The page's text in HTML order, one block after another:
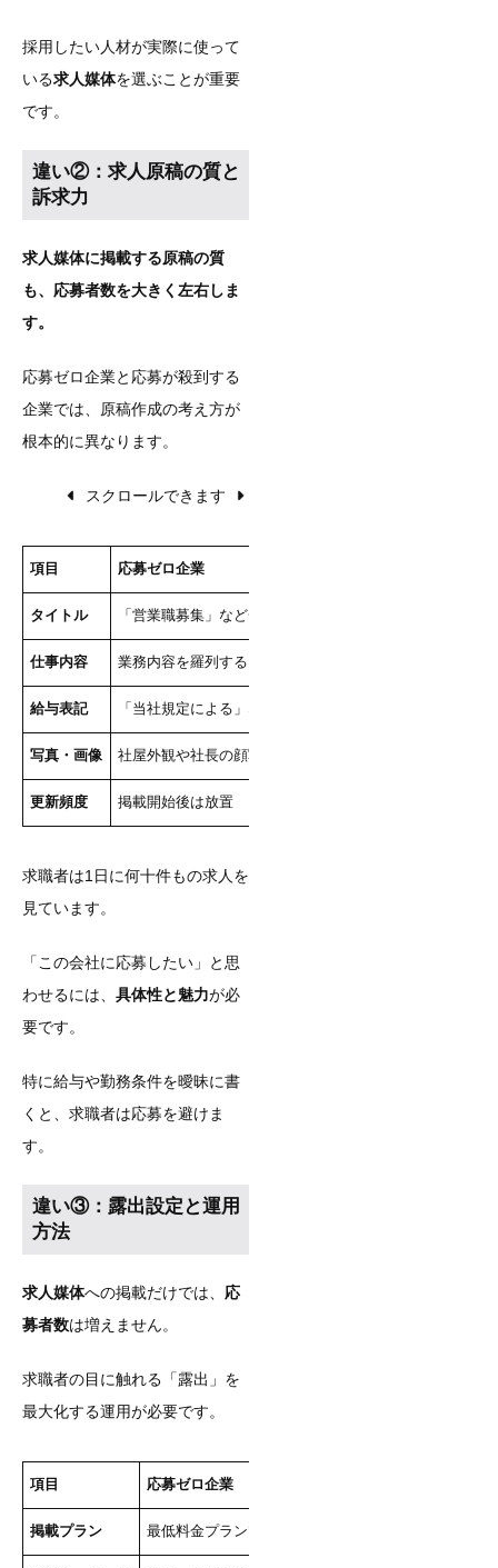
採用したい人材が実際に使って
いる求人媒体を選ぶことが重要
です。
違い②：求人原稿の質と
訴求力
求人媒体に掲載する原稿の質
も、応募者数を大きく左右しま
す。
応募ゼロ企業と応募が殺到する
企業では、原稿作成の考え方が
根本的に異なります。
スクロールできます
項目 応募ゼロ企業
タイトル 「営業職募集」など一般的な表現
仕事内容 業務内容を羅列するだけ
給与表記 「当社規定による」など曖昧
写真・画像 社屋外観や社長の顔写真のみ
更新頻度 掲載開始後は放置
求職者は1日に何十件もの求人を
見ています。
「この会社に応募したい」と思
わせるには、 具体性と魅力が必
要です。
特に給与や勤務条件を曖昧に書
くと、求職者は応募を避けま
す。
違い③：露出設定と運用
方法
求人媒体への掲載だけでは、 応
募者数は増えません。
求職者の目に触れる「露出」を
最大化する運用が必要です。
項目 応募ゼロ企業
掲載プラン 最低料金プランで掲載